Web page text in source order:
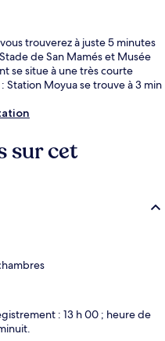
trouverez à juste 5 minutes
de San Mamés et Musée
se situe à une très courte
Moyua se trouve à 3 min
sur cet
: 13 h 00 ; heure de